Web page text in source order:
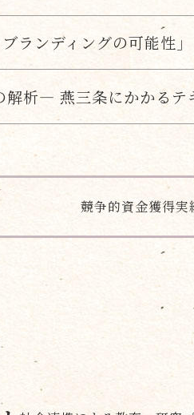
ランディングの可能性」
解析― 燕三条にかかる
競争的資金獲得実